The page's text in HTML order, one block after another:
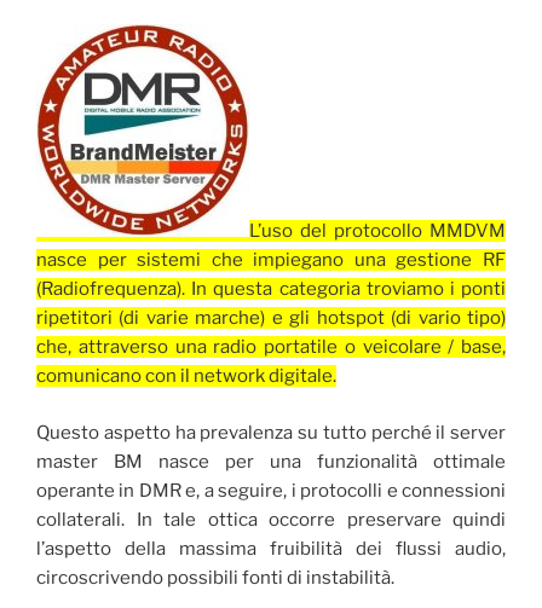
L’uso del protocollo MMDVM
nasce per sistemi che impiegano una gestione RF
(Radiofrequenza). In questa categoria troviamo i ponti
ripetitori (di varie marche) e gli hotspot (di vario tipo)
che, attraverso una radio portatile o veicolare / base,
comunicano con il network digitale.
Questo aspetto ha prevalenza su tutto perché il server
master BM nasce per una funzionalità ottimale
operante in DMR e, a seguire, i protocolli e connessioni
collaterali. In tale ottica occorre preservare quindi
l’aspetto della massima fruibilità dei flussi audio,
circoscrivendo possibili fonti di instabilità.